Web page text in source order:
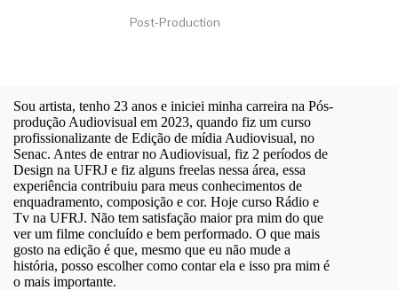
Post-Production
Sou artista, tenho 23 anos e iniciei minha carreira na Pós-
produção Audiovisual em 2023, quando fiz um curso
profissionalizante de Edição de mídia Audiovisual, no
Senac. Antes de entrar no Audiovisual, fiz 2 períodos de
Design na UFRJ e fiz alguns freelas nessa área, essa
experiência contribuiu para meus conhecimentos de
enquadramento, composição e cor. Hoje curso Rádio e
Tv na UFRJ. Não tem satisfação maior pra mim do que
ver um filme concluído e bem performado. O que mais
gosto na edição é que, mesmo que eu não mude a
história, posso escolher como contar ela e isso pra mim é
o mais importante.